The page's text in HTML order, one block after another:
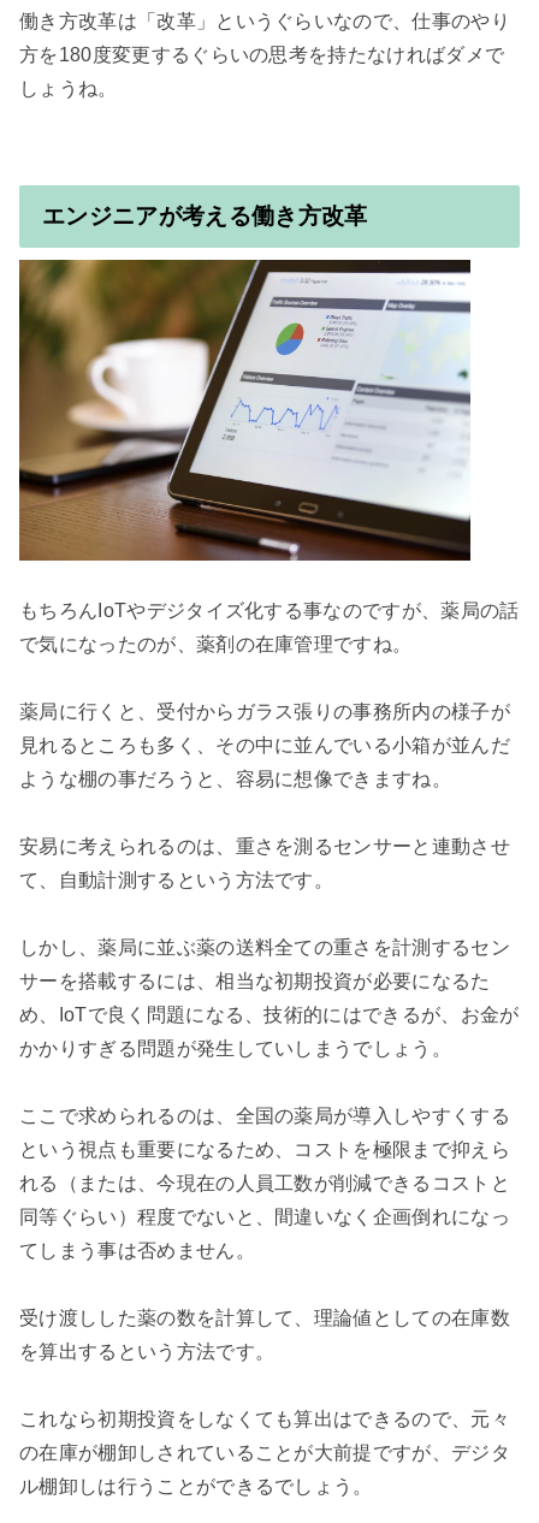
働き方改革は「改革」というぐらいなので、仕事のやり
方を180度変更するぐらいの思考を持たなければダメで
しょうね。
エンジニアが考える働き方改革
もちろんIoTやデジタイズ化する事なのですが、薬局の話
で気になったのが、薬剤の在庫管理ですね。
薬局に行くと、受付からガラス張りの事務所内の様子が
見れるところも多く、その中に並んでいる小箱が並んだ
ような棚の事だろうと、容易に想像できますね。
安易に考えられるのは、重さを測るセンサーと連動させ
て、自動計測するという方法です。
しかし、薬局に並ぶ薬の送料全ての重さを計測するセン
サーを搭載するには、相当な初期投資が必要になるた
め、IoTで良く問題になる、技術的にはできるが、お金が
かかりすぎる問題が発生していしまうでしょう。
ここで求められるのは、全国の薬局が導入しやすくする
という視点も重要になるため、コストを極限まで抑えら
れる（または、今現在の人員工数が削減できるコストと
同等ぐらい）程度でないと、間違いなく企画倒れになっ
てしまう事は否めません。
受け渡しした薬の数を計算して、理論値としての在庫数
を算出するという方法です。
これなら初期投資をしなくても算出はできるので、元々
の在庫が棚卸しされていることが大前提ですが、デジタ
ル棚卸しは行うことができるでしょう。